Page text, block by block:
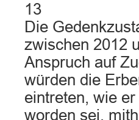
13
Die
zwischen 2012
Anspruch auf
würden die
eintreten, wie
worden sei,